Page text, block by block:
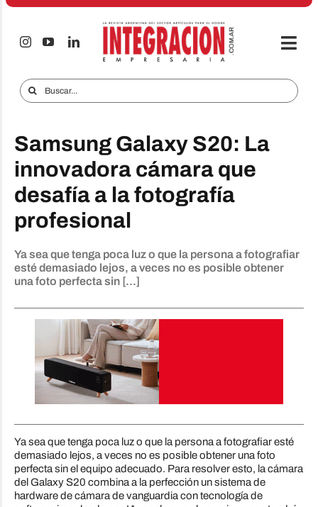
Saltar
Audio & TV
iTECNO
Celulares
Informes Especiales
Anuncie
Buscar:
Samsung Galaxy S20: La
innovadora cámara que
desafía a la fotografía
profesional
Ya sea que tenga poca luz o que la persona a fotografiar
esté demasiado lejos, a veces no es posible obtener
una foto perfecta sin [...]
Ya sea que tenga poca luz o que la persona a fotografiar esté
demasiado lejos, a veces no es posible obtener una foto
perfecta sin el equipo adecuado. Para resolver esto, la cámara
del Galaxy S20 combina a la perfección un sistema de
hardware de cámara de vanguardia con tecnología de